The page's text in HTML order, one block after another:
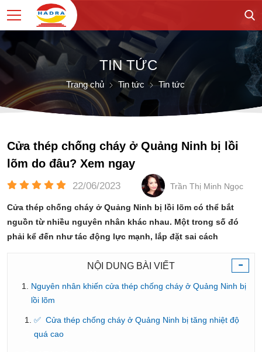
TIN TỨC
Trang chủ Tin tức Tin tức
Cửa thép chống cháy ở Quảng Ninh bị lồi
lõm do đâu? Xem ngay
22/06/2023 Trần Thị Minh Ngọc
Cửa thép chống cháy ở Quảng Ninh bị lồi lõm có thể bắt
nguồn từ nhiều nguyên nhân khác nhau. Một trong số đó
phải kể đến như tác động lực mạnh, lắp đặt sai cách
-
NỘI DUNG BÀI VIẾT
Nguyên nhân khiến cửa thép chống cháy ở Quảng Ninh bị
lồi lõm
✅ Cửa thép chống cháy ở Quảng Ninh bị tăng nhiệt độ
quá cao